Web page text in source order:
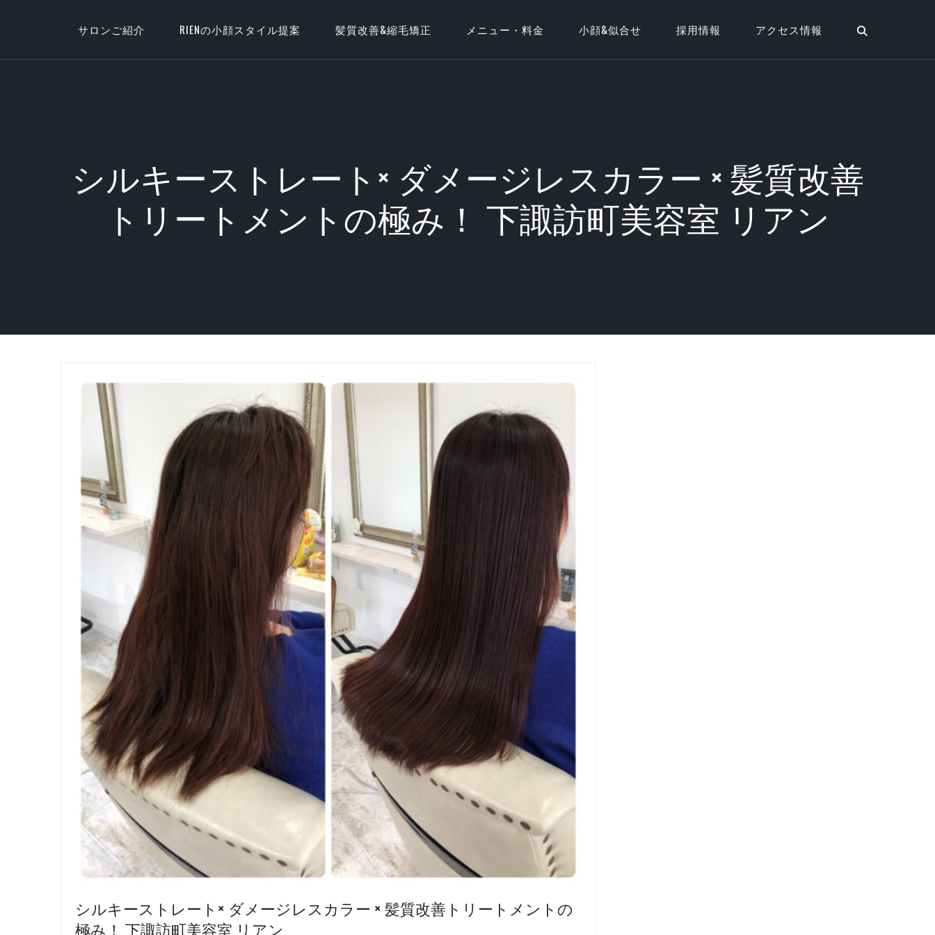
サロンご紹介 RIENの小顔スタイル提案 髪質改善&縮毛矯正 メニュー・料金 小顔&似合せ 採用情報 アクセス情報
シルキーストレート× ダメージレスカラー × 髪質改善
トリートメントの極み！ 下諏訪町美容室 リアン
シルキーストレート× ダメージレスカラー × 髪質改善トリートメントの
極み！ 下諏訪町美容室 リアン